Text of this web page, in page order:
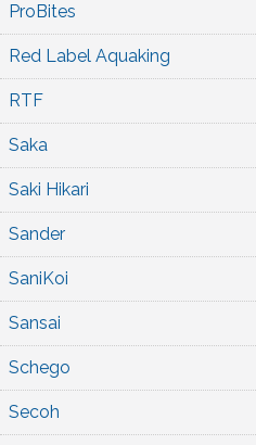
ProBites
Red Label Aquaking
RTF
Saka
Saki Hikari
Sander
SaniKoi
Sansai
Schego
Secoh